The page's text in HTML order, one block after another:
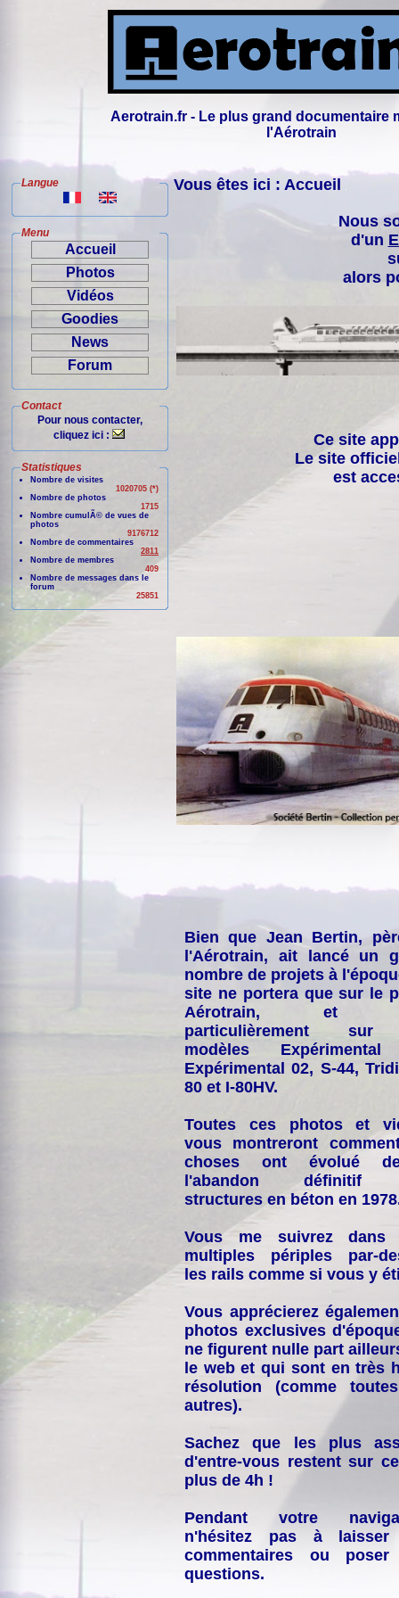
Aerotrain.fr - Le plus grand documentaire
l'Aérotrain
Langue
Menu
Accueil
Photos
Vidéos
Goodies
News
Forum
Contact
Pour nous contacter,
cliquez ici :
Statistiques
Nombre de visites
1020705 (*)
Nombre de photos
1715
Nombre cumulÃ© de vues de
photos
9176712
Nombre de commentaires
2811
Nombre de membres
409
Nombre de messages dans le
forum
25851
Vous êtes ici : Accueil
Nous
d'un
alors
Ce site
Le site
est
Bien que Jean Bertin,
l'Aérotrain, ait lancé un
nombre de projets à
site ne portera que sur le
Aérotrain, et
particulièrement
modèles
Expérimental 02, S-44,
80 et I-80HV.
Toutes ces photos et
vous montreront
choses ont évolué
l'abandon définitif
structures en béton en
Vous me suivrez dans
multiples périples par-
les rails comme si vous y
Vous apprécierez
photos exclusives
ne figurent nulle part
le web et qui sont en très
résolution (comme
autres).
Sachez que les plus
d'entre-vous restent sur
plus de 4h !
Pendant votre
n'hésitez pas à laisser
commentaires ou
questions.